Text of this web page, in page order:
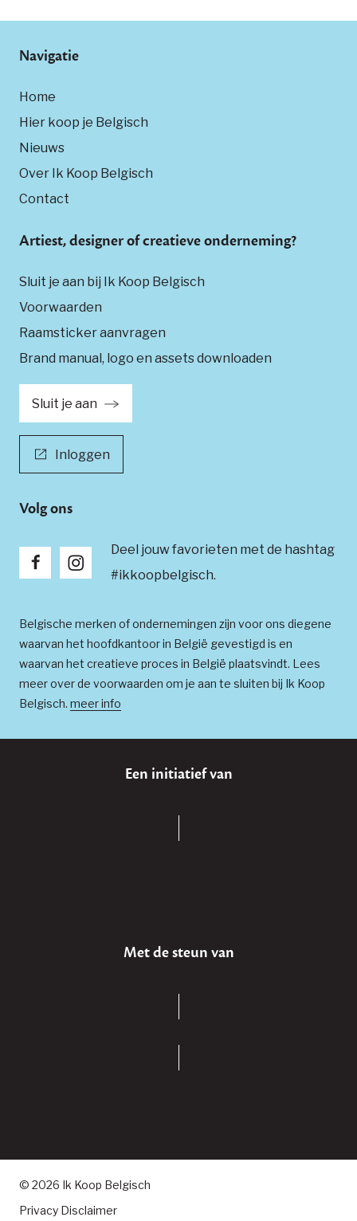
Navigatie
Home
Hier koop je Belgisch
Nieuws
Over Ik Koop Belgisch
Contact
Artiest, designer of creatieve onderneming?
Sluit je aan bij Ik Koop Belgisch
Voorwaarden
Raamsticker aanvragen
Brand manual, logo en assets downloaden
Sluit je aan
Inloggen
Volg ons
Deel jouw favorieten met de hashtag
#ikkoopbelgisch.
Belgische merken of ondernemingen zijn voor ons diegene
waarvan het hoofdkantoor in België gevestigd is en
waarvan het creatieve proces in België plaatsvindt. Lees
meer over de voorwaarden om je aan te sluiten bij Ik Koop
Belgisch. meer info
Een initiatief van
Met de steun van
© 2026 Ik Koop Belgisch
Privacy Disclaimer